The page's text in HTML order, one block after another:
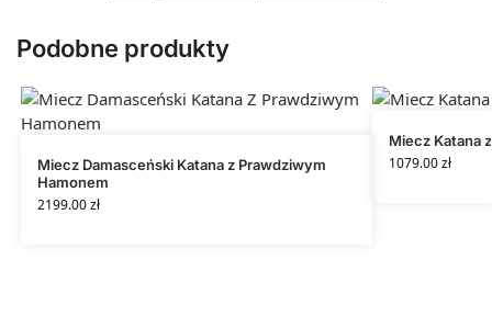
Podobne produkty
Miecz Damasceński Katana z Prawdziwym
Hamonem
2199.00zł
Miecz Katana
1079.00zł